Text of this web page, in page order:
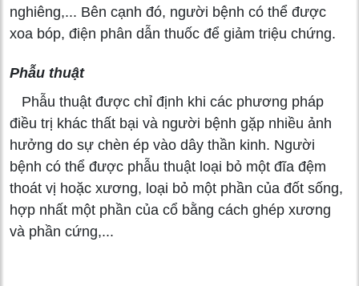
nghiêng,... Bên cạnh đó, người bệnh có thể được
xoa bóp, điện phân dẫn thuốc để giảm triệu chứng.
Phẫu thuật
Phẫu thuật được chỉ định khi các phương pháp
điều trị khác thất bại và người bệnh gặp nhiều ảnh
hưởng do sự chèn ép vào dây thần kinh. Người
bệnh có thể được phẫu thuật loại bỏ một đĩa đệm
thoát vị hoặc xương, loại bỏ một phần của đốt sống,
hợp nhất một phần của cổ bằng cách ghép xương
và phần cứng,...